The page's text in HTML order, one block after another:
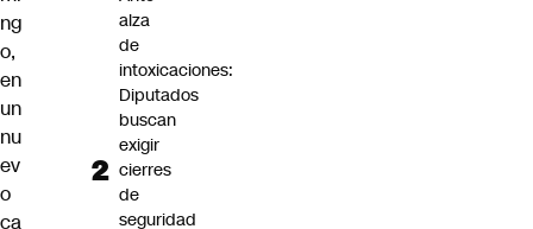
ng
o,
en
un
nu
ev
o
ca
alza
de
intoxicaciones:
Diputados
buscan
exigir
cierres
de
seguridad